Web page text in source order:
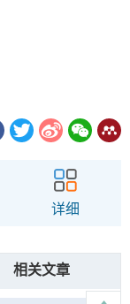
详细
相关文章